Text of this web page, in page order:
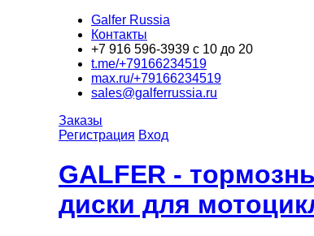
Galfer Russia
Контакты
+7 916 596-3939 с 10 до 20
t.me/+79166234519
max.ru/+79166234519
sales@galferrussia.ru
Заказы
Регистрация Вход
GALFER -
диски для